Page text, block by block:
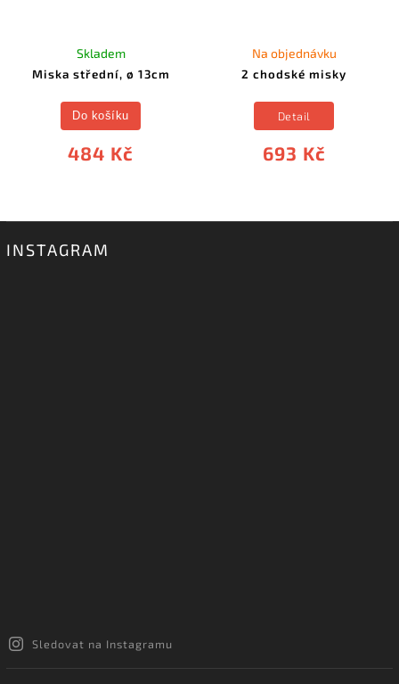
Miska střední, ø 13cm
Skladem
484 Kč
Do košíku
2 chodské misky
Na objednávku
693 Kč
Detail
INSTAGRAM
Sledovat na Instagramu